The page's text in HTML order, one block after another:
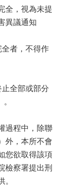
全，視為未提
異議通知
者，不得作
全部或部分
過程中，除聯
外，本所不會
您欲取得該項
檢察署提出刑
。